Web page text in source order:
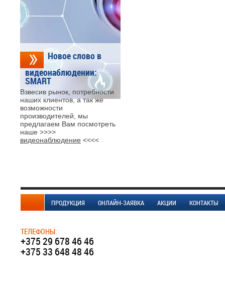
Новое слово в
видеонаблюдении:
SMART
Взвесив рынок, потребности
наших клиентов, а так же
возможности
производителей, мы
предлагаем Вам посмотреть
наше >>>>
видеонаблюдение <<<<
ПРОДУКЦИЯ ОНЛАЙН-ЗАЯВКА АКЦИИ КОНТАКТЫ
ТЕЛЕФОНЫ:
+375 29 678 46 46
+375 33 648 48 46